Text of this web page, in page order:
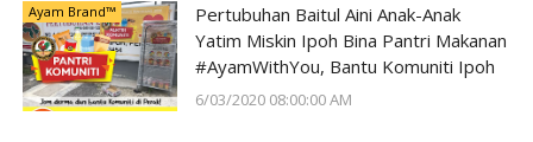
Ayam Brand™
Pertubuhan Baitul Aini Anak-Anak
Yatim Miskin Ipoh Bina Pantri Makanan
#AyamWithYou, Bantu Komuniti Ipoh
6/03/2020 08:00:00 AM